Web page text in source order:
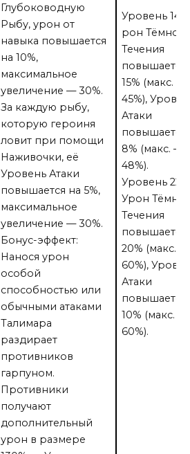
Глубоководную
Рыбу, урон от
навыка повышается
на 10%,
максимальное
увеличение — 30%.
За каждую рыбу,
которую героиня
ловит при помощи
Наживочки, её
Уровень Атаки
повышается на 5%,
максимальное
увеличение — 30%.
Бонус-эффект:
Нанося урон
особой
способностью или
обычными атаками
Талимара
раздирает
противников
гарпуном.
Противники
получают
дополнительный
урон в размере
Уровень 141:
рон
Течения
повышается
15% (макс. —
45%),
Атаки
повышается
8% (макс. —
48%).
Уровень 221:
Урон
Течения
повышается
20% (макс. —
60%),
Атаки
повышается
10% (макс. —
60%).